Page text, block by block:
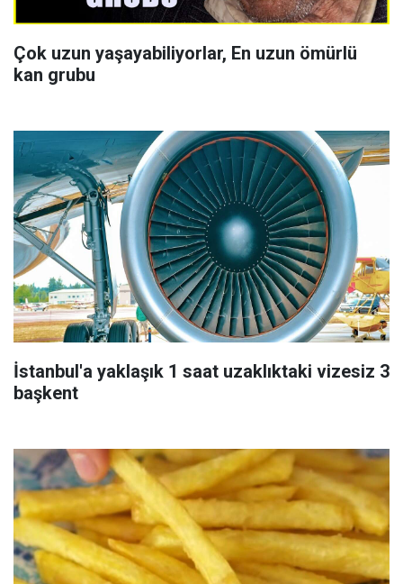
Çok uzun yaşayabiliyorlar, En uzun ömürlü
kan grubu
İstanbul'a yaklaşık 1 saat uzaklıktaki vizesiz 3
başkent